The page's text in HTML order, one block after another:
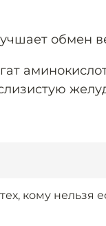
обмен
кому нельзя